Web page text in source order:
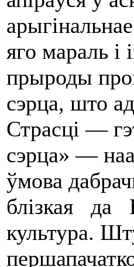
яго мараль i
прыроды
сэрца, што
Страсці —
сэрца» —
ўмова
блізкая да
культура.